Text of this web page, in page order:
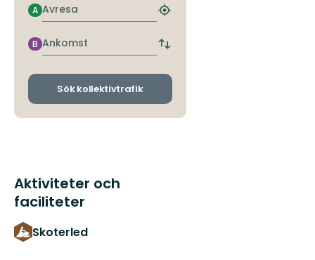
Avresa
A
Hitta
hållplats
Ankomst
B
Byt
och
Sök kollektivtrafik
Aktiviteter och
faciliteter
Skoterled